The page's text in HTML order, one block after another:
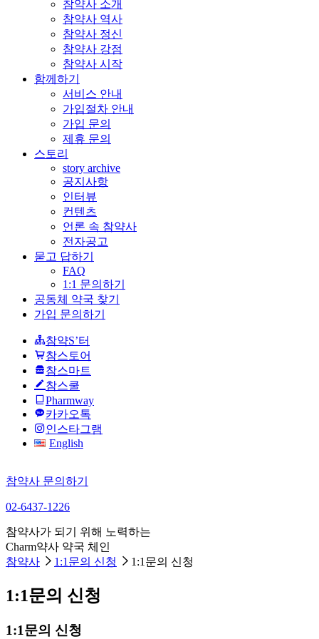
참약사 소개
참약사 역사
참약사 정신
참약사 강점
참약사 시작
함께하기
서비스 안내
가입절차 안내
가입 문의
제휴 문의
스토리
story archive
공지사항
인터뷰
컨텐츠
언론 속 참약사
전자공고
묻고 답하기
FAQ
1:1 문의하기
공동체 약국 찾기
가입 문의하기
참약S’터
참스토어
참스마트
참스쿨
Pharmway
카카오톡
인스타그램
English
참약사 문의하기
02-6437-1226
참약사가 되기 위해 노력하는
Charm약사 약국 체인
참약사
1:1문의 신청 1:1문의 신청
1:1문의 신청
1:1문의 신청